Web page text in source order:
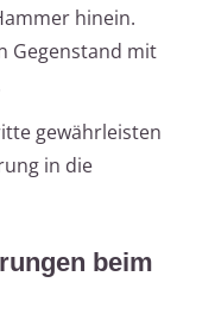
hinein.
Gegenstand mit
gewährleisten
in die
beim